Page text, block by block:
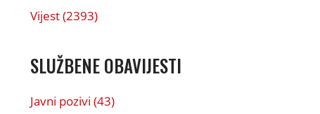
Vijest (2393)
SLUŽBENE OBAVIJESTI
Javni pozivi (43)